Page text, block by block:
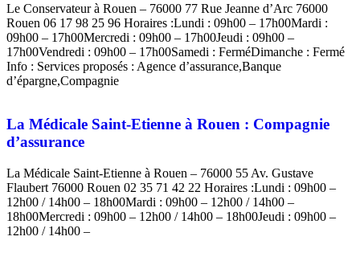
Le Conservateur à Rouen – 76000 77 Rue Jeanne d’Arc 76000
Rouen 06 17 98 25 96 Horaires :Lundi : 09h00 – 17h00Mardi :
09h00 – 17h00Mercredi : 09h00 – 17h00Jeudi : 09h00 –
17h00Vendredi : 09h00 – 17h00Samedi : FerméDimanche : Fermé
Info : Services proposés : Agence d’assurance,Banque
d’épargne,Compagnie
La Médicale Saint-Etienne à Rouen : Compagnie
d’assurance
La Médicale Saint-Etienne à Rouen – 76000 55 Av. Gustave
Flaubert 76000 Rouen 02 35 71 42 22 Horaires :Lundi : 09h00 –
12h00 / 14h00 – 18h00Mardi : 09h00 – 12h00 / 14h00 –
18h00Mercredi : 09h00 – 12h00 / 14h00 – 18h00Jeudi : 09h00 –
12h00 / 14h00 –